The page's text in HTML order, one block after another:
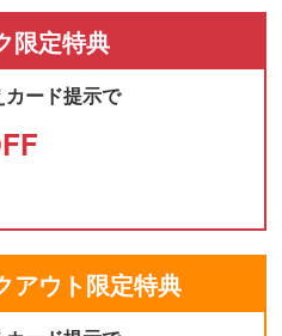
限定特典
ード提示で
アウト限定特典